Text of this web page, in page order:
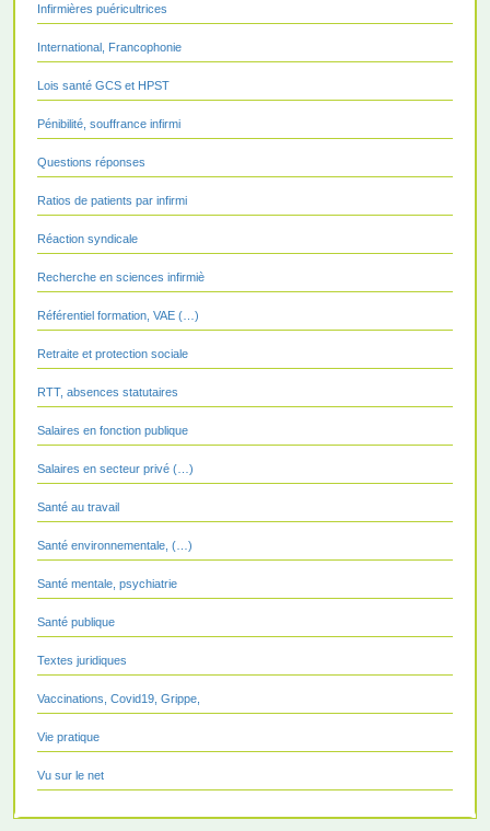
Infirmières puéricultrices
International, Francophonie
Lois santé GCS et HPST
Pénibilité, souffrance infirmi
Questions réponses
Ratios de patients par infirmi
Réaction syndicale
Recherche en sciences infirmiè
Référentiel formation, VAE (…)
Retraite et protection sociale
RTT, absences statutaires
Salaires en fonction publique
Salaires en secteur privé (…)
Santé au travail
Santé environnementale, (…)
Santé mentale, psychiatrie
Santé publique
Textes juridiques
Vaccinations, Covid19, Grippe,
Vie pratique
Vu sur le net